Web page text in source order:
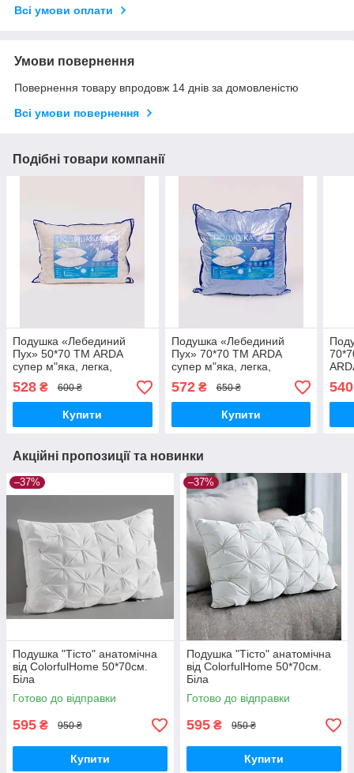
Всі умови оплати
Умови повернення
Повернення товару впродовж 14 днів за домовленістю
Всі умови повернення
Подібні товари компанії
Подушка «Лебединий
Пух» 50*70 ТМ ARDA
супер м"яка, легка,
ортопедична
528 ₴ 600 ₴
Купити
Подушка «Лебединий
Пух» 70*70 ТМ ARDA
супер м"яка, легка,
ортопедична
572₴ 650 ₴
Купити
540
Акційні пропозиції та новинки
–37%
Подушка "Тісто" анатомічна
від ColorfulHome 50*70см.
Біла
Готово до відправки
595 ₴ 950 ₴
Купити
–37%
Подушка "Тісто" анатомічна
від ColorfulHome 50*70см.
Біла
Готово до відправки
595 ₴ 950 ₴
Купити